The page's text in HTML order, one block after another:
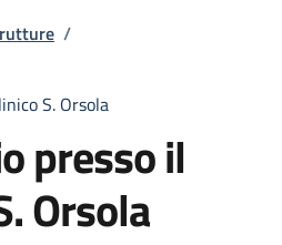
/
S. Orsola
presso il
Orsola